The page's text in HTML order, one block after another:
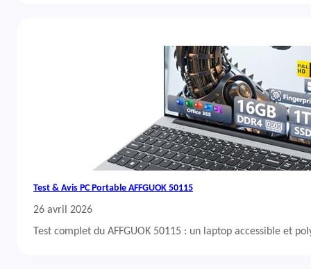
Test & Avis PC Portable AFFGUOK 50115
26 avril 2026
Test complet du AFFGUOK 50115 : un laptop accessible